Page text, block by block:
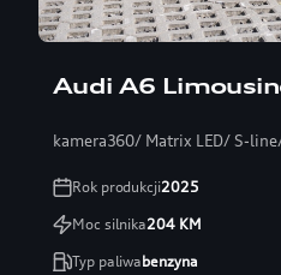
Audi A6
kamera360/ Matrix LED/ S-
Rok produkcji2025
Moc silnika204KM
Typ paliwabenzyna